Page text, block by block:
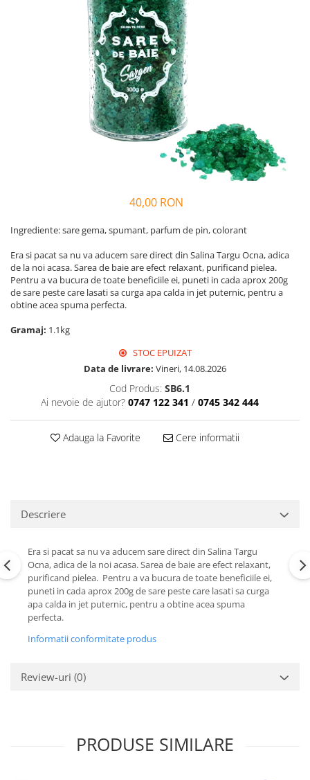
Fructe si legume deshidratate
Sare romaneasca
Creme naturale
Remedii naturiste
Ceaiuri medicinale
Tincturi si siropuri
Perne de Sare
40,00 RON
Ingrediente: sare gema, spumant, parfum de pin, colorant
Era si pacat sa nu va aducem sare direct din Salina Targu Ocna, adica
de la noi acasa. Sarea de baie are efect relaxant, purificand pielea.
Pentru a va bucura de toate beneficiile ei, puneti in cada aprox 200g
de sare peste care lasati sa curga apa calda in jet puternic, pentru a
obtine acea spuma perfecta.
Gramaj: 1.1kg
STOC EPUIZAT
Data de livrare: Vineri, 14.08.2026
Cod Produs: SB6.1
Ai nevoie de ajutor? 0747 122 341 / 0745 342 444
Adauga la Favorite Cere informatii
Descriere
Era si pacat sa nu va aducem sare direct din Salina Targu
Ocna, adica de la noi acasa. Sarea de baie are efect relaxant,
purificand pielea. Pentru a va bucura de toate beneficiile ei,
puneti in cada aprox 200g de sare peste care lasati sa curga
apa calda in jet puternic, pentru a obtine acea spuma
perfecta.
Informatii conformitate produs
Review-uri (0)
PRODUSE SIMILARE